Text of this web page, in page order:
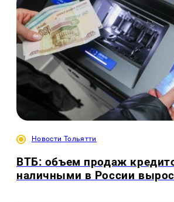
Новости Тольятти
ВТБ: объем продаж
наличными в России вырос